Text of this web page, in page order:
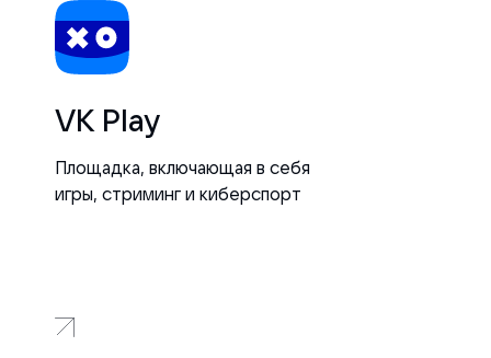
VK Play
Площадка, включающая в себя
игры, стриминг и киберспорт